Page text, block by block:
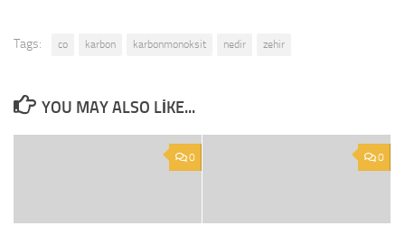
Tags: co karbon karbonmonoksit nedir zehir
YOU MAY ALSO LIKE...
0 0